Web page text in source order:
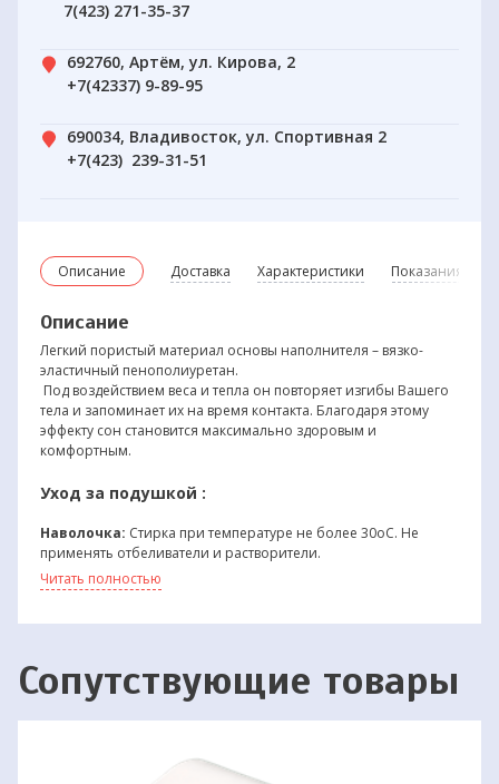
Описание Доставка Характеристики Показания и
Описание
Легкий пористый материал основы наполнителя – вязко-
эластичный пенополиуретан.
Под воздействием веса и тепла он повторяет изгибы Вашего
тела и запоминает их на время контакта. Благодаря этому
эффекту сон становится максимально здоровым и
комфортным.
Уход за подушкой :
Наволочка: Стирка при температуре не более 30oС. Не
применять отбеливатели и растворители.
Не подвергать попаданию прямых солнечных лучей и
нагревательных приборов. Беречь от повышенной
режима в помещении.
В целях предотвращения деформации данного изделия
Читать полностью
7(423) 271-35-37
692760, Артём, ул. Кирова, 2
+7(42337) 9-89-95
690034, Владивосток, ул. Спортивная 2
+7(423) 239-31-51
Сопутствующие товары